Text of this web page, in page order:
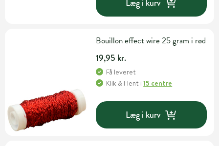
Læg i kurv
Bouillon effect wire 25 gram i rød
19,95 kr.
Få leveret
Klik & Hent i15 centre
Læg i kurv